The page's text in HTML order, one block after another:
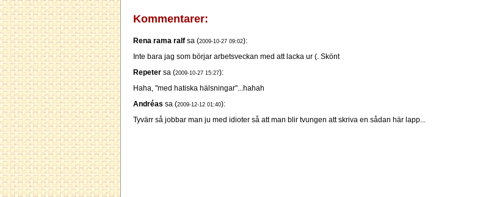
Kommentarer:
Rena rama ralf sa (2009-10-27 09:02):
Inte bara jag som börjar arbetsveckan med att lacka ur (. Skönt
Repeter sa (2009-10-27 15:27):
Haha, "med hatiska hälsningar"...hahah
Andréas sa (2009-12-12 01:40):
Tyvärr så jobbar man ju med idioter så att man blir tvungen att skriva en sådan här lapp...